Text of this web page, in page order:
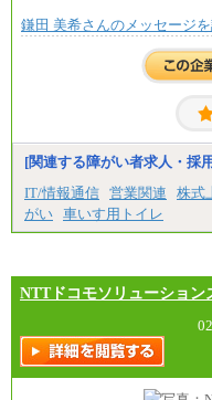
中途：
※経験、能
※自己成長
※別途、
鎌田 美希さんのメッセージ
[関連する障がい者求人・採
IT/情報通信 営業関連 株式
がい 車いす用トイレ
NTTドコモソリューション